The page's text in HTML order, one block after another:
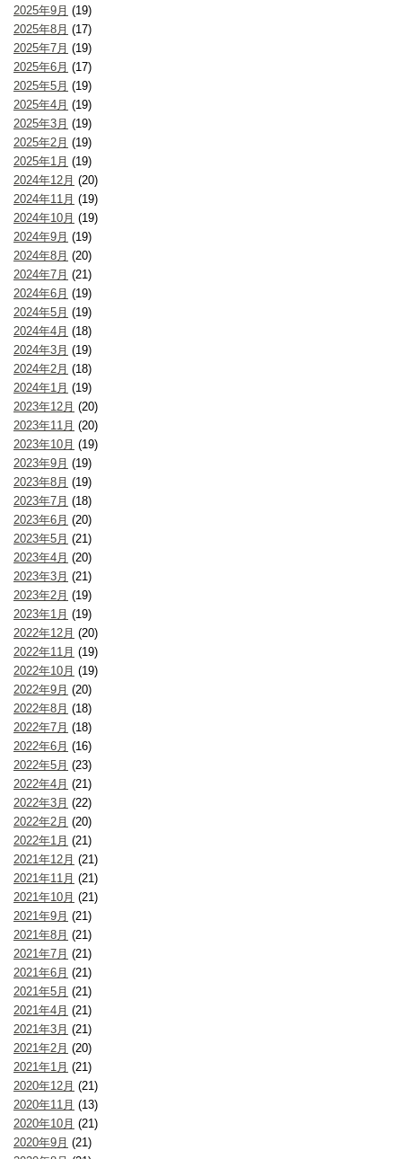
2025年9月 (19)
2025年8月 (17)
2025年7月 (19)
2025年6月 (17)
2025年5月 (19)
2025年4月 (19)
2025年3月 (19)
2025年2月 (19)
2025年1月 (19)
2024年12月 (20)
2024年11月 (19)
2024年10月 (19)
2024年9月 (19)
2024年8月 (20)
2024年7月 (21)
2024年6月 (19)
2024年5月 (19)
2024年4月 (18)
2024年3月 (19)
2024年2月 (18)
2024年1月 (19)
2023年12月 (20)
2023年11月 (20)
2023年10月 (19)
2023年9月 (19)
2023年8月 (19)
2023年7月 (18)
2023年6月 (20)
2023年5月 (21)
2023年4月 (20)
2023年3月 (21)
2023年2月 (19)
2023年1月 (19)
2022年12月 (20)
2022年11月 (19)
2022年10月 (19)
2022年9月 (20)
2022年8月 (18)
2022年7月 (18)
2022年6月 (16)
2022年5月 (23)
2022年4月 (21)
2022年3月 (22)
2022年2月 (20)
2022年1月 (21)
2021年12月 (21)
2021年11月 (21)
2021年10月 (21)
2021年9月 (21)
2021年8月 (21)
2021年7月 (21)
2021年6月 (21)
2021年5月 (21)
2021年4月 (21)
2021年3月 (21)
2021年2月 (20)
2021年1月 (21)
2020年12月 (21)
2020年11月 (13)
2020年10月 (21)
2020年9月 (21)